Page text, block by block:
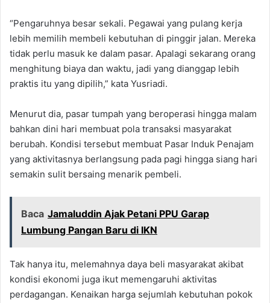
“Pengaruhnya besar sekali. Pegawai yang pulang kerja
lebih memilih membeli kebutuhan di pinggir jalan. Mereka
tidak perlu masuk ke dalam pasar. Apalagi sekarang orang
menghitung biaya dan waktu, jadi yang dianggap lebih
praktis itu yang dipilih,” kata Yusriadi.
Menurut dia, pasar tumpah yang beroperasi hingga malam
bahkan dini hari membuat pola transaksi masyarakat
berubah. Kondisi tersebut membuat Pasar Induk Penajam
yang aktivitasnya berlangsung pada pagi hingga siang hari
semakin sulit bersaing menarik pembeli.
Baca Jamaluddin Ajak Petani PPU Garap
Lumbung Pangan Baru di IKN
Tak hanya itu, melemahnya daya beli masyarakat akibat
kondisi ekonomi juga ikut memengaruhi aktivitas
perdagangan. Kenaikan harga sejumlah kebutuhan pokok